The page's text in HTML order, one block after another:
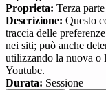
Proprieta: Terza parte
Descrizione: Questo
traccia delle
nei siti; può anche
utilizzando la nuova o
Youtube.
Durata: Sessione